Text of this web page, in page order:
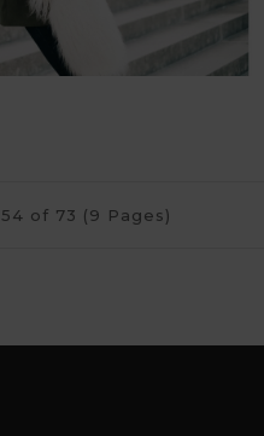
of 73 (9 Pages)